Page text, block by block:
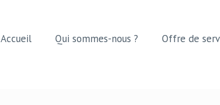
Accueil Qui sommes-nous ? Offre de